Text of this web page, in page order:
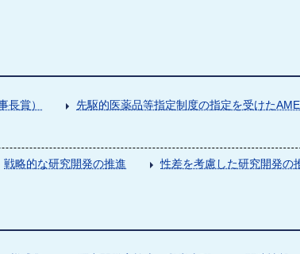
長賞） 先駆的医薬品等指定制度の指定を受けた
戦略的な研究開発の推進 性差を考慮した研究開発の